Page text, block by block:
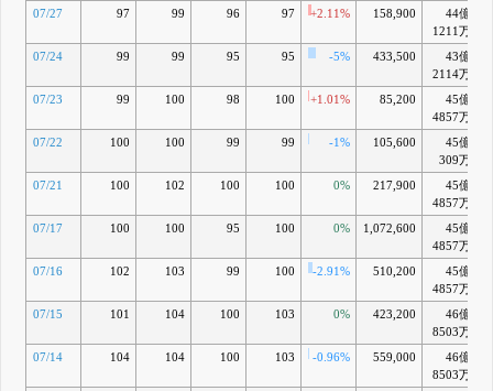
07/27 97 99 96 97 +2.11% 158,900
44億
1211万
07/24 99 99 95 95 -5% 433,500
43億
2114万
07/23 99 100 98 100 +1.01% 85,200
45億
4857万
07/22 100 100 99 99 -1% 105,600
45億
309万
07/21 100 102 100 100 0% 217,900
45億
4857万
07/17 100 100 95 100 0% 1,072,600
45億
4857万
07/16 102 103 99 100 -2.91% 510,200
45億
4857万
07/15 101 104 100 103 0% 423,200
46億
8503万
07/14 104 104 100 103 -0.96% 559,000
46億
8503万